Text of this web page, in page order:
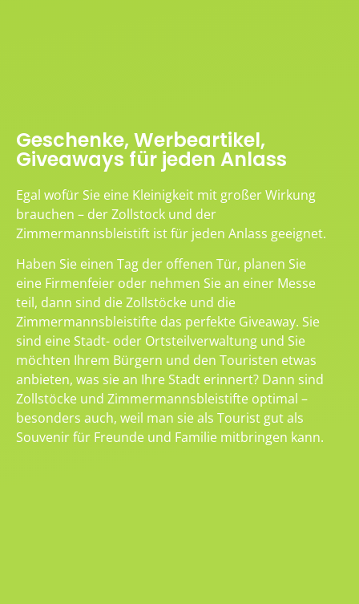
Geschenke, Werbeartikel,
Giveaways für jeden Anlass
Egal wofür Sie eine Kleinigkeit mit großer Wirkung
brauchen – der Zollstock und der
Zimmermannsbleistift ist für jeden Anlass geeignet.
Haben Sie einen Tag der offenen Tür, planen Sie
eine Firmenfeier oder nehmen Sie an einer Messe
teil, dann sind die Zollstöcke und die
Zimmermannsbleistifte das perfekte Giveaway. Sie
sind eine Stadt- oder Ortsteilverwaltung und Sie
möchten Ihrem Bürgern und den Touristen etwas
anbieten, was sie an Ihre Stadt erinnert? Dann sind
Zollstöcke und Zimmermannsbleistifte optimal –
besonders auch, weil man sie als Tourist gut als
Souvenir für Freunde und Familie mitbringen kann.